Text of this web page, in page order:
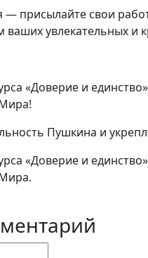
— присылайте свои
увлекательных и
«Доверие и
Пушкина и
«Доверие и